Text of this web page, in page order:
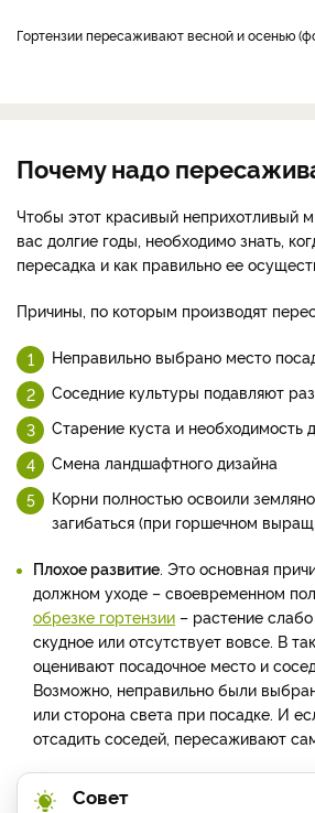
Гортензии пересаживают весной и осенью
Почему надо
Чтобы этот красивый неприхотливый
вас долгие годы, необходимо знать,
пересадка и как правильно ее
Причины, по которым производят
Неправильно выбрано место
Соседние культуры подавляют
Старение куста и необходимость
Смена ландшафтного дизайна
Корни полностью освоили
загибаться (при горшечном
Плохое развитие . Это основная
должном уходе – своевременном
обрезке гортензии – растение
скудное или отсутствует вовсе. В
оценивают посадочное место и
Возможно, неправильно были
или сторона света при посадке. И
отсадить соседей, пересаживают
Совет